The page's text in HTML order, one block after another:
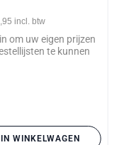
incl. btw
om uw eigen prijzen
te kunnen
IN WINKELWAGEN